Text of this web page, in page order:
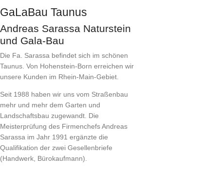
GaLaBau Taunus
Andreas Sarassa Naturstein
und Gala-Bau
Die Fa. Sarassa befindet sich im schönen
Taunus. Von Hohenstein-Born erreichen wir
unsere Kunden im Rhein-Main-Gebiet.
Seit 1988 haben wir uns vom Straßenbau
mehr und mehr dem Garten und
Landschaftsbau zugewandt. Die
Meisterprüfung des Firmenchefs Andreas
Sarassa im Jahr 1991 ergänzte die
Qualifikation der zwei Gesellenbriefe
(Handwerk, Bürokaufmann).